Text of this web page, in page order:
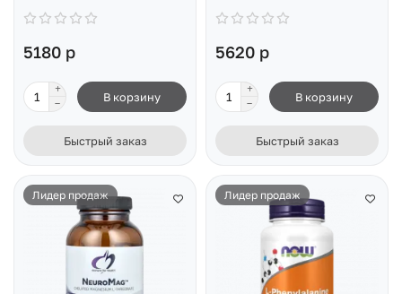
5180 р
В корзину
Быстрый заказ
5620 р
В корзину
Быстрый заказ
Лидер продаж Лидер продаж